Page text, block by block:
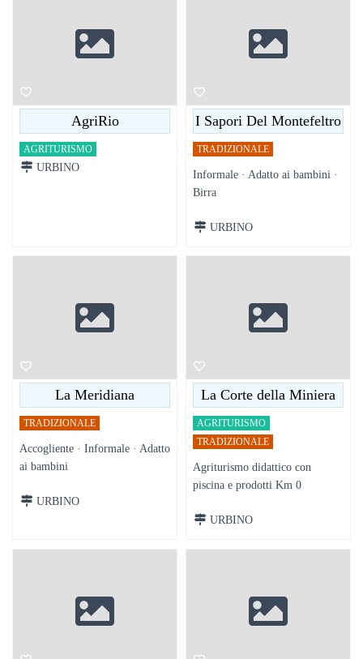
AgriRio
AGRITURISMO
URBINO
I Sapori Del Montefeltro
TRADIZIONALE
Informale · Adatto ai bambini ·
Birra
URBINO
La Meridiana
TRADIZIONALE
Accogliente · Informale · Adatto
ai bambini
URBINO
La Corte della Miniera
AGRITURISMO
TRADIZIONALE
Agriturismo didattico con
piscina e prodotti Km 0
URBINO